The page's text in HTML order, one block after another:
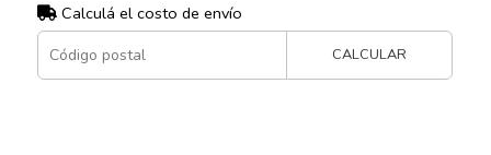
Calculá el costo de envío
CALCULAR